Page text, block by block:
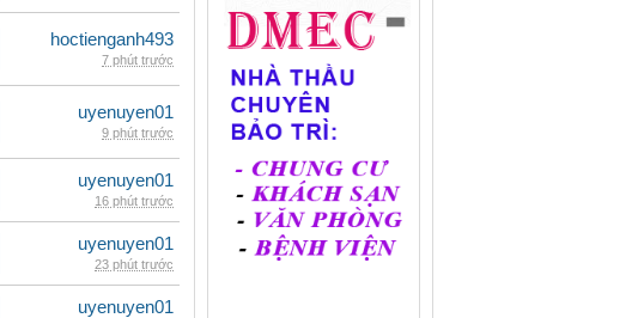
hoctienganh493
7 phút trước
uyenuyen01
9 phút trước
uyenuyen01
16 phút trước
uyenuyen01
23 phút trước
uyenuyen01